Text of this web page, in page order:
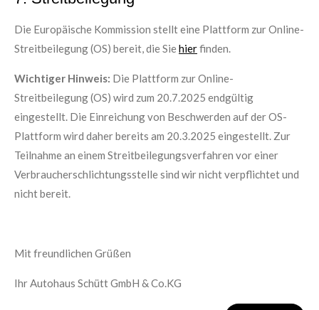
Die Europäische Kommission stellt eine Plattform zur Online-
Streitbeilegung (OS) bereit, die Siehierfinden.
Wichtiger Hinweis: Die Plattform zur Online-
Streitbeilegung (OS) wird zum 20.7.2025 endgültig
eingestellt. Die Einreichung von Beschwerden auf der OS-
Plattform wird daher bereits am 20.3.2025 eingestellt. Zur
Teilnahme an einem Streitbeilegungsverfahren vor einer
Verbraucherschlichtungsstelle sind wir nicht verpflichtet und
nicht bereit.
Mit freundlichen Grüßen
Ihr Autohaus Schütt GmbH & Co.KG